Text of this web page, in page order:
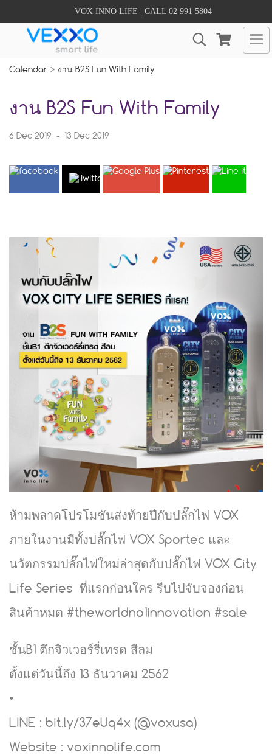
VOX INNO LIFE | CALL 02 991 5804
Calendar > งาน B2S Fun With Family
งาน B2S Fun With Family
6 Dec 2019 - 13 Dec 2019
ห้ามพลาดโปรโมชันส่งท้ายปีกับปลั๊กไฟ VOX
ภายในงานมีทั้งปลั๊กไฟ VOX Sportec และ
นวัตกรรมปลั๊กไฟใหม่ล่าสุดกับปลั๊กไฟ VOX City
Life Series ที่แรกก่อนใคร รีบไปจับจองก่อน
สินค้าหมด #theworldno1innovation #sale
ชั้นB1 ตึกจิวเวอร์รี่เทรด สีลม
ตั้งแต่วันนี้ถึง 13 ธันวาคม 2562
•
LINE : bit.ly/37eUq4x (@voxusa)
Website : voxinnolife.com